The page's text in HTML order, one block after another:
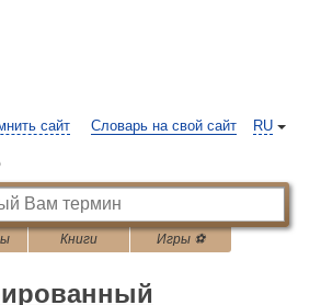
RU
сайт Словарь на свой сайт
Книги Игры ⚽